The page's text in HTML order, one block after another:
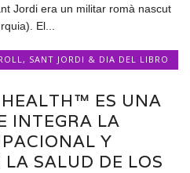
Jordi era un militar romà nascut
El...
, SANT JORDI & DIA DEL LIBRO
ES UNA
INTEGRA LA
Y
SALUD DE LOS